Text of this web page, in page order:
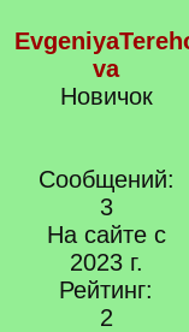
va
Новичок
Сообщений:
3
На сайте с
2023 г.
Рейтинг:
2